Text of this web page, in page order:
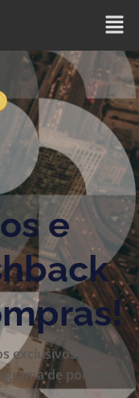
e
exclusivos em
de pontos